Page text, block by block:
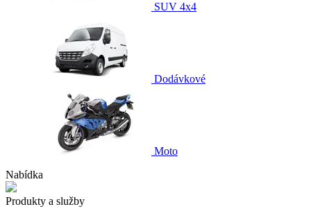
SUV 4x4
Dodávkové
Moto
Nabídka
Produkty a služby